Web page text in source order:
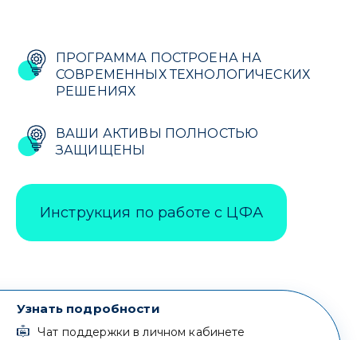
ПРОГРАММА ПОСТРОЕНА НА
СОВРЕМЕННЫХ ТЕХНОЛОГИЧЕСКИХ
РЕШЕНИЯХ
ВАШИ АКТИВЫ ПОЛНОСТЬЮ
ЗАЩИЩЕНЫ
Инструкция по работе с ЦФА
Узнать подробности
Чат поддержки в личном кабинете